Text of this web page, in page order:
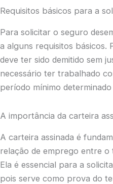
Requisitos básicos para a
Para solicitar o seguro
a alguns requisitos básicos.
deve ter sido demitido sem
necessário ter trabalhado
período mínimo
A importância da carteira
A carteira assinada é
relação de emprego entre
Ela é essencial para a
pois serve como prova do